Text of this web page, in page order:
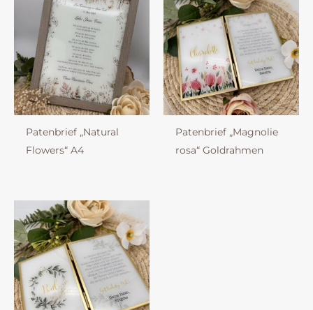
Patenbrief „Natural
Flowers“ A4
Patenbrief „Magnolie
rosa“ Goldrahmen